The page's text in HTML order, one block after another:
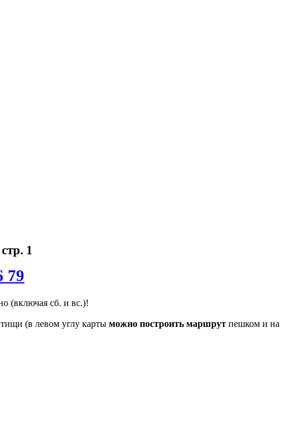
1
79
(включая сб. и вс.)!
(в левом углу карты можно построить маршрутпешком и на